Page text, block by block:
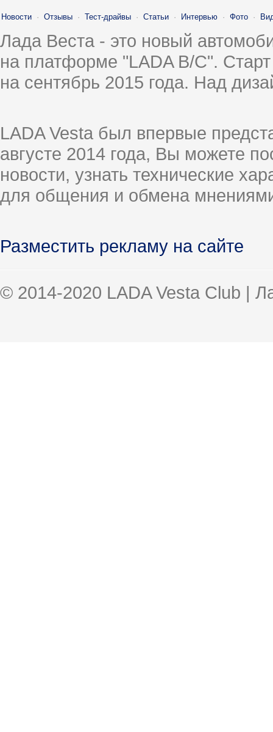
Новости · Отзывы · Тест-драйвы · Статьи · Интервью · Фото ·
Лада Веста - это новый
на платформе "LADA B/C".
на сентябрь 2015 года. Над
LADA Vesta был впервые
августе 2014 года, Вы можете
новости, узнать технические
для общения и обмена
Разместить рекламу на сайте
© 2014-2020 LADA Vesta Club |